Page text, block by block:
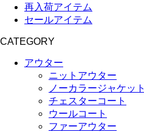
再入荷アイテム
セールアイテム
CATEGORY
アウター
ニットアウター
ノーカラージャケット
チェスターコート
ウールコート
ファーアウター